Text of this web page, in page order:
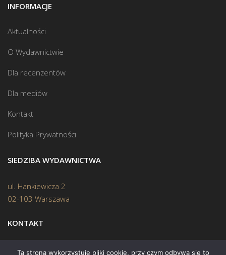
INFORMACJE
Aktualności
O Wydawnictwie
Dla recenzentów
Dla mediów
Kontakt
Polityka Prywatności
SIEDZIBA WYDAWNICTWA
ul. Hankiewicza 2
02-103 Warszawa
KONTAKT
Biuro: (22) 45 70 402
Ta strona wykorzystuje pliki cookie, przy czym odbywa się to